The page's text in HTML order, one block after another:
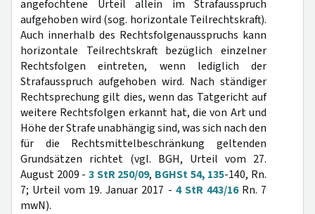
angefochtene Urteil allein im Strafausspruch
aufgehoben wird (sog. horizontale Teilrechtskraft).
Auch innerhalb des Rechtsfolgenausspruchs kann
horizontale Teilrechtskraft bezüglich einzelner
Rechtsfolgen eintreten, wenn lediglich der
Strafausspruch aufgehoben wird. Nach ständiger
Rechtsprechung gilt dies, wenn das Tatgericht auf
weitere Rechtsfolgen erkannt hat, die von Art und
Höhe der Strafe unabhängig sind, was sich nach den
für die Rechtsmittelbeschränkung geltenden
Grundsätzen richtet (vgl. BGH, Urteil vom 27.
August 2009 - 3 StR 250/09, BGHSt 54, 135-140, Rn.
7; Urteil vom 19. Januar 2017 - 4 StR 443/16Rn. 7
mwN).